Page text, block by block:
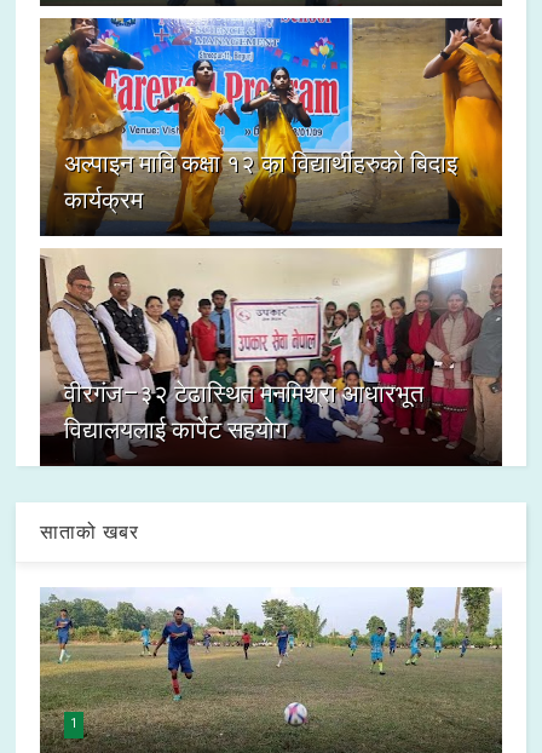
अल्पाइन मावि कक्षा १२ का विद्यार्थीहरुको बिदाइ
कार्यक्रम
वीरगंज–३२ टेढास्थित मनमिश्रा आधारभूत
विद्यालयलाई कार्पेट सहयोग
साताको खबर
1